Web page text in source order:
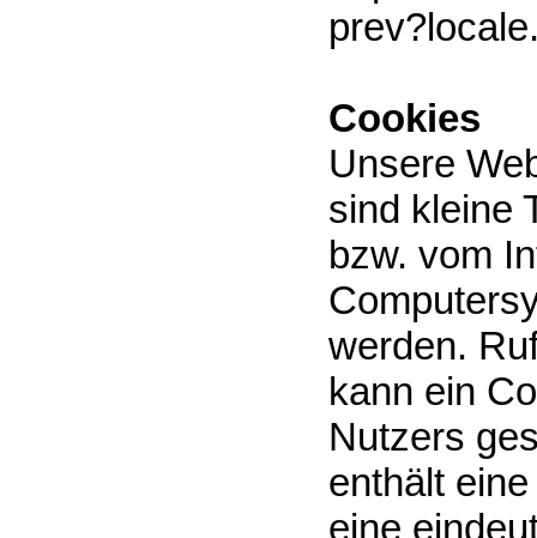
Cookies
Unsere
sind kleine
bzw. vom
werden.
kann ein
Nutzers
enthält
eine